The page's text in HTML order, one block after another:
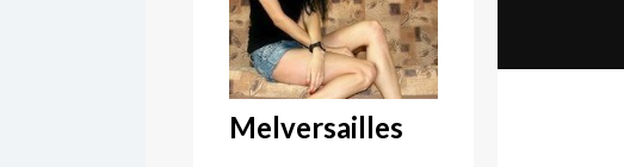
Melversailles